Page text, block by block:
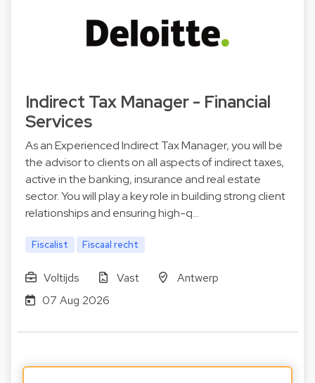
Indirect Tax Manager - Financial
Services
As an Experienced Indirect Tax Manager, you will be
the advisor to clients on all aspects of indirect taxes,
active in the banking, insurance and real estate
sector. You will play a key role in building strong client
relationships and ensuring high-q…
Fiscalist Fiscaal recht
Voltijds Vast
Antwerp
07 Aug 2026